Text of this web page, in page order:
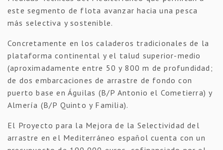
este segmento de flota avanzar hacia una pesca
más selectiva y sostenible.
Concretamente en los caladeros tradicionales de la
plataforma continental y el talud superior-medio
(aproximadamente entre 50 y 800 m de profundidad;
de dos embarcaciones de arrastre de fondo con
puerto base en Águilas (B/P Antonio el Cometierra) y
Almería (B/P Quinto y Familia).
El Proyecto para la Mejora de la Selectividad del
arrastre en el Mediterráneo español cuenta con un